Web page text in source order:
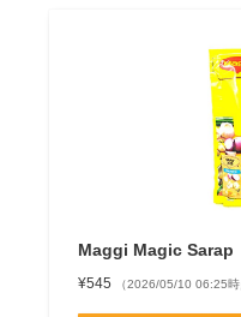
Maggi Magic
¥545 （2026/05/10 06:25